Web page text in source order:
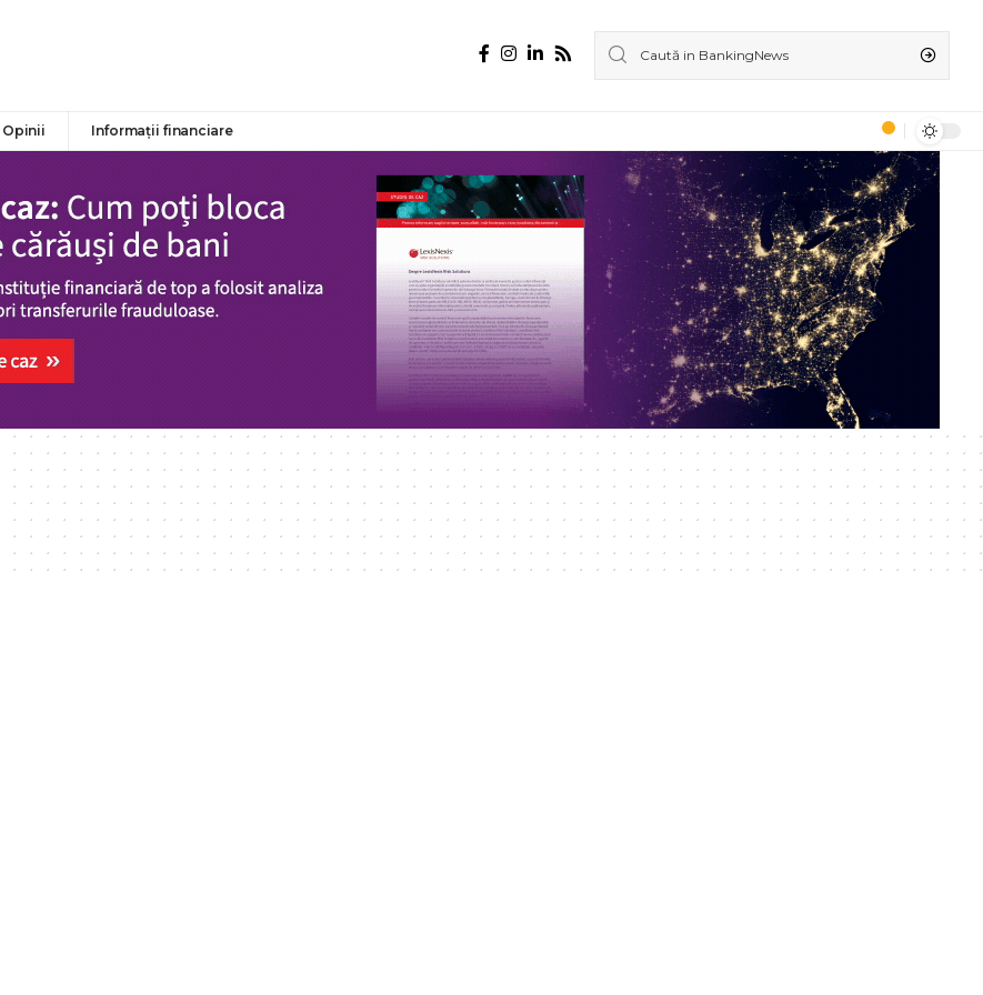
Opinii Informații financiare